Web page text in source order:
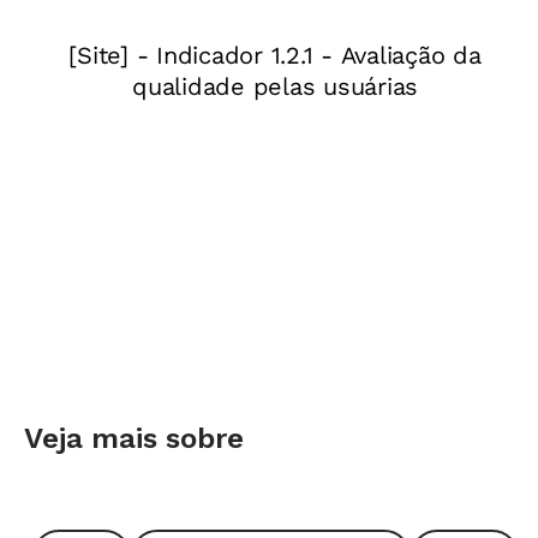
Pontifícia Universidade Católica de São Paulo
(PUC-SP) e selecionadora do Prêmio.
receitas e sites com resenhas de cinema, por
atividades desenvolvida por Débora pode servir
Veja mais sobre